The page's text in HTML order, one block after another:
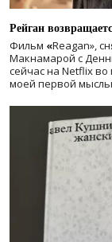
Рейган
Фильм «Reagan»,
Макнамарой с
сейчас на Netflix во
моей первой